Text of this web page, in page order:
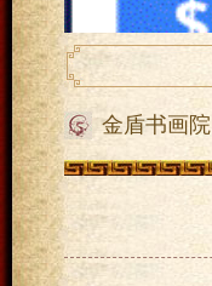
金盾书画院